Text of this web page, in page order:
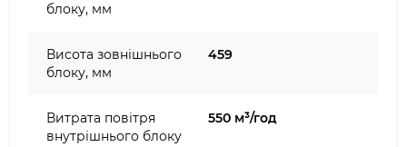
блоку, мм
Висота зовнішнього
блоку, мм
459
Витрата повітря
внутрішнього блоку
550 м³/год